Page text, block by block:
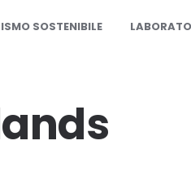
SOSTENIBILE